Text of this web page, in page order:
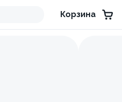
Корзина